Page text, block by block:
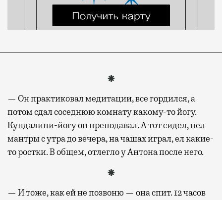
— Он практиковал медитации, все гордился, а
потом сдал соседнюю комнату какому-то йогу.
Кундалини-йогу он преподавал. А тот сидел, пел
мантры с утра до вечера, на чашах играл, ел какие-
то ростки. В общем, отлегло у Антона после него.
— И тоже, как ей не позвоню — она спит. 12 часов